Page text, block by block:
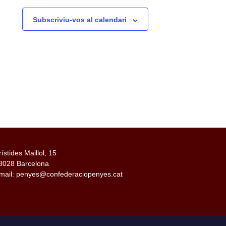
Subscriviu-vos al calendari
Maillol, 15
Barcelona
penyes@confederaciopenyes.cat